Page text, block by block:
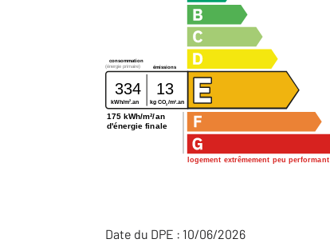
logement extrêmement peu performant
consommation
émissions
(énergie primaire)
334 13
kWh/m2 .an kg CO2/m2 .an
175 kWh/m²/an
d'énergie finale
Date du DPE : 10/06/2026